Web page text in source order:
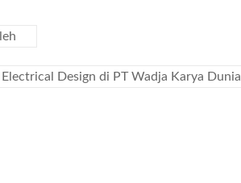
Design di PT Wadja Karya Dunia